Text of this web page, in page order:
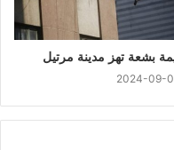
بشعة تهز مدينة مرتيل
2024-09-